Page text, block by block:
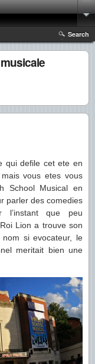
Search
qui defile cet ete en
vous etes vous
School Musical en
parler des comedies
l’instant que peu
Lion a trouve son
nom si evocateur, le
meritait bien une